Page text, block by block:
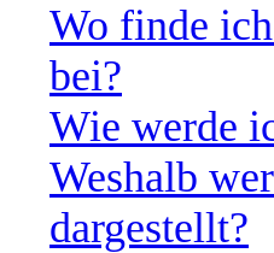
Wo finde
bei?
Wie werde
Weshalb
dargestellt?